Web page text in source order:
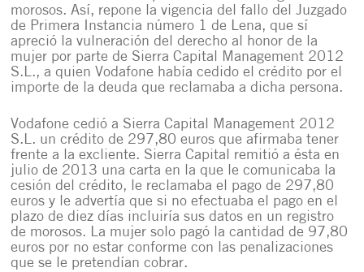
morosos. Así, repone la vigencia del fallo del Juzgado
de Primera Instancia número 1 de Lena, que sí
apreció la vulneración del derecho al honor de la
mujer por parte de Sierra Capital Management 2012
S.L., a quien Vodafone había cedido el crédito por el
importe de la deuda que reclamaba a dicha persona.
Vodafone cedió a Sierra Capital Management 2012
S.L. un crédito de 297,80 euros que afirmaba tener
frente a la excliente. Sierra Capital remitió a ésta en
julio de 2013 una carta en la que le comunicaba la
cesión del crédito, le reclamaba el pago de 297,80
euros y le advertía que si no efectuaba el pago en el
plazo de diez días incluiría sus datos en un registro
de morosos. La mujer solo pagó la cantidad de 97,80
euros por no estar conforme con las penalizaciones
que se le pretendían cobrar.